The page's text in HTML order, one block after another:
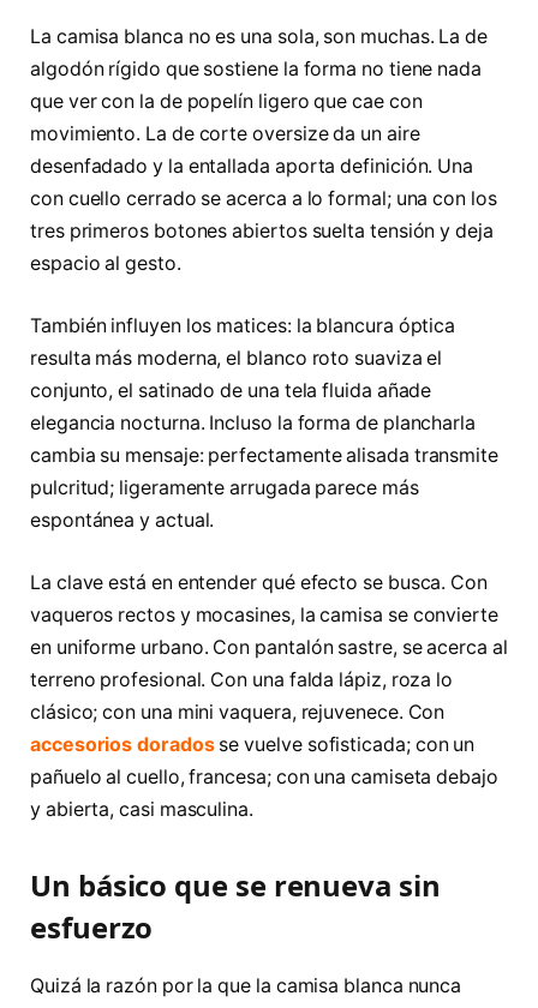
La camisa blanca no es una sola, son muchas. La de
algodón rígido que sostiene la forma no tiene nada
que ver con la de popelín ligero que cae con
movimiento. La de corte oversize da un aire
desenfadado y la entallada aporta definición. Una
con cuello cerrado se acerca a lo formal; una con los
tres primeros botones abiertos suelta tensión y deja
espacio al gesto.
También influyen los matices: la blancura óptica
resulta más moderna, el blanco roto suaviza el
conjunto, el satinado de una tela fluida añade
elegancia nocturna. Incluso la forma de plancharla
cambia su mensaje: perfectamente alisada transmite
pulcritud; ligeramente arrugada parece más
espontánea y actual.
La clave está en entender qué efecto se busca. Con
vaqueros rectos y mocasines, la camisa se convierte
en uniforme urbano. Con pantalón sastre, se acerca al
terreno profesional. Con una falda lápiz, roza lo
clásico; con una mini vaquera, rejuvenece. Con
accesorios doradosse vuelve sofisticada; con un
pañuelo al cuello, francesa; con una camiseta debajo
y abierta, casi masculina.
Un básico que se renueva sin
esfuerzo
Quizá la razón por la que la camisa blanca nunca